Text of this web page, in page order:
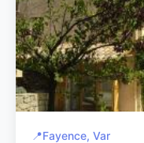
📍Fayence, Var